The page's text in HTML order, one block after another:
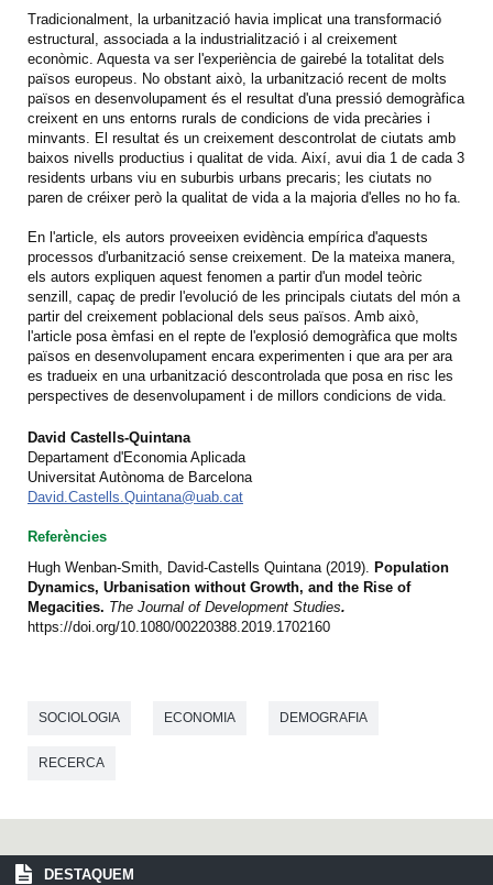
Tradicionalment, la urbanització havia implicat una transformació
estructural, associada a la industrialització i al creixement
econòmic. Aquesta va ser l'experiència de gairebé la totalitat dels
països europeus. No obstant això, la urbanització recent de molts
països en desenvolupament és el resultat d'una pressió demogràfica
creixent en uns entorns rurals de condicions de vida precàries i
minvants. El resultat és un creixement descontrolat de ciutats amb
baixos nivells productius i qualitat de vida. Així, avui dia 1 de cada 3
residents urbans viu en suburbis urbans precaris; les ciutats no
paren de créixer però la qualitat de vida a la majoria d'elles no ho fa.
En l'article, els autors proveeixen evidència empírica d'aquests
processos d'urbanització sense creixement. De la mateixa manera,
els autors expliquen aquest fenomen a partir d'un model teòric
senzill, capaç de predir l'evolució de les principals ciutats del món a
partir del creixement poblacional dels seus països. Amb això,
l'article posa èmfasi en el repte de l'explosió demogràfica que molts
països en desenvolupament encara experimenten i que ara per ara
es tradueix en una urbanització descontrolada que posa en risc les
perspectives de desenvolupament i de millors condicions de vida.
David Castells-Quintana
Departament d'Economia Aplicada
Universitat Autònoma de Barcelona
David.Castells.Quintana@uab.cat
Referències
Hugh Wenban-Smith, David-Castells Quintana (2019). Population
Dynamics, Urbanisation without Growth, and the Rise of
Megacities. The Journal of Development Studies.
https://doi.org/10.1080/00220388.2019.1702160
SOCIOLOGIA ECONOMIA DEMOGRAFIA
RECERCA
DESTAQUEM